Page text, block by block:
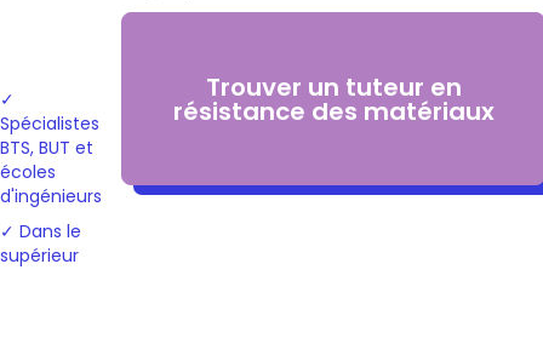
✓
Spécialistes
BTS, BUT et
écoles
d'ingénieurs
✓ Dans le
supérieur
Trouver un tuteur en
résistance des matériaux